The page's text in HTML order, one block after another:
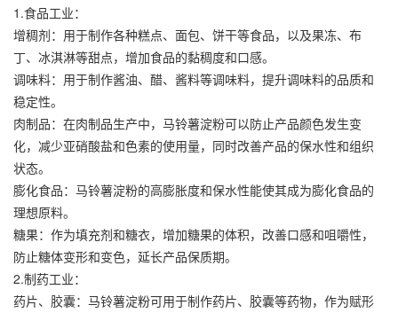
1.食品工业：
增稠剂：用于制作各种糕点、面包、饼干等食品，以及果冻、布
丁、冰淇淋等甜点，增加食品的黏稠度和口感。
调味料：用于制作酱油、醋、酱料等调味料，提升调味料的品质和
稳定性。
肉制品：在肉制品生产中，马铃薯淀粉可以防止产品颜色发生变
化，减少亚硝酸盐和色素的使用量，同时改善产品的保水性和组织
状态。
膨化食品：马铃薯淀粉的高膨胀度和保水性能使其成为膨化食品的
理想原料。
糖果：作为填充剂和糖衣，增加糖果的体积，改善口感和咀嚼性，
防止糖体变形和变色，延长产品保质期。
2.制药工业：
药片、胶囊：马铃薯淀粉可用于制作药片、胶囊等药物，作为赋形